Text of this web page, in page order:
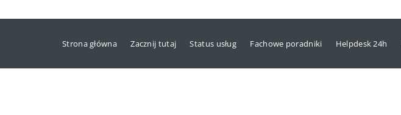
Strona główna Zacznij tutaj Status usług Fachowe poradniki Helpdesk 24h